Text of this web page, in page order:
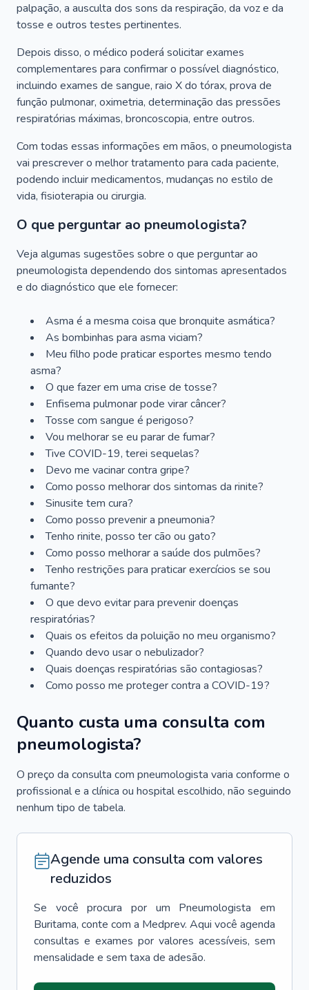
palpação, a ausculta dos sons da respiração, da voz e da
tosse e outros testes pertinentes.
Depois disso, o médico poderá solicitar exames
complementares para confirmar o possível diagnóstico,
incluindo exames de sangue, raio X do tórax, prova de
função pulmonar, oximetria, determinação das pressões
respiratórias máximas, broncoscopia, entre outros.
Com todas essas informações em mãos, o pneumologista
vai prescrever o melhor tratamento para cada paciente,
podendo incluir medicamentos, mudanças no estilo de
vida, fisioterapia ou cirurgia.
O que perguntar ao pneumologista?
Veja algumas sugestões sobre o que perguntar ao
pneumologista dependendo dos sintomas apresentados
e do diagnóstico que ele fornecer:
Asma é a mesma coisa que bronquite asmática?
As bombinhas para asma viciam?
Meu filho pode praticar esportes mesmo tendo
asma?
O que fazer em uma crise de tosse?
Enfisema pulmonar pode virar câncer?
Tosse com sangue é perigoso?
Vou melhorar se eu parar de fumar?
Tive COVID-19, terei sequelas?
Devo me vacinar contra gripe?
Como posso melhorar dos sintomas da rinite?
Sinusite tem cura?
Como posso prevenir a pneumonia?
Tenho rinite, posso ter cão ou gato?
Como posso melhorar a saúde dos pulmões?
Tenho restrições para praticar exercícios se sou
fumante?
O que devo evitar para prevenir doenças
respiratórias?
Quais os efeitos da poluição no meu organismo?
Quando devo usar o nebulizador?
Quais doenças respiratórias são contagiosas?
Como posso me proteger contra a COVID-19?
Quanto custa uma consulta com
pneumologista?
O preço da consulta com pneumologista varia conforme o
profissional e a clínica ou hospital escolhido, não seguindo
nenhum tipo de tabela.
Agende uma consulta com valores
reduzidos
Se você procura por um Pneumologista
em
Buritama, conte com a Medprev. Aqui você agenda
consultas e exames por valores acessíveis, sem
mensalidade e sem taxa de adesão.